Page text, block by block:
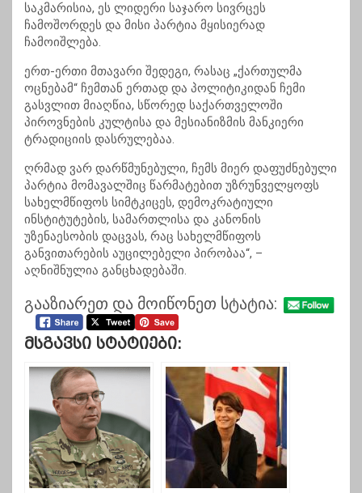
საკმარისია, ეს ლიდერი საჯარო სივრცეს
ჩამოშორდეს და მისი პარტია მყისიერად
ჩამოიშლება.
ერთ-ერთი მთავარი შედეგი, რასაც „ქართულმა
ოცნებამ“ ჩემთან ერთად და პოლიტიკიდან ჩემი
გასვლით მიაღწია, სწორედ საქართველოში
პიროვნების კულტისა და მესიანიზმის მანკიერი
ტრადიციის დასრულებაა.
ღრმად ვარ დარწმუნებული, ჩემს მიერ დაფუძნებული
პარტია მომავალშიც წარმატებით უზრუნველყოფს
სახელმწიფოს სიმტკიცეს, დემოკრატიული
ინსტიტუტების, სამართლისა და კანონის
უზენაესობის დაცვას, რაც სახელმწიფოს
განვითარების აუცილებელი პირობაა“, –
აღნიშნულია განცხადებაში.
გააზიარეთ და მოიწონეთ სტატია:
Მსგავსი Სტატიები: